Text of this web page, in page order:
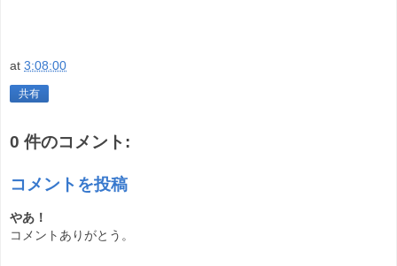
at 3:08:00
共有
0 件のコメント:
コメントを投稿
やあ！
コメントありがとう。